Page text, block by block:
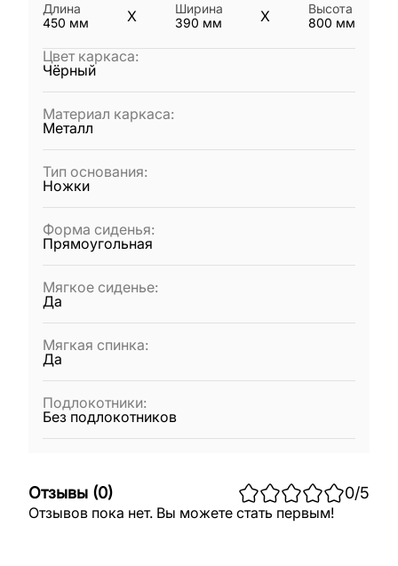
Длина
450 мм X
Ширина
390 мм X
Высота
800 мм
Цвет каркаса:
Чёрный
Материал каркаса:
Металл
Тип основания:
Ножки
Форма сиденья:
Прямоугольная
Мягкое сиденье:
Да
Мягкая спинка:
Да
Подлокотники:
Без подлокотников
Отзывы (0) 0/5
Отзывов пока нет. Вы можете стать первым!